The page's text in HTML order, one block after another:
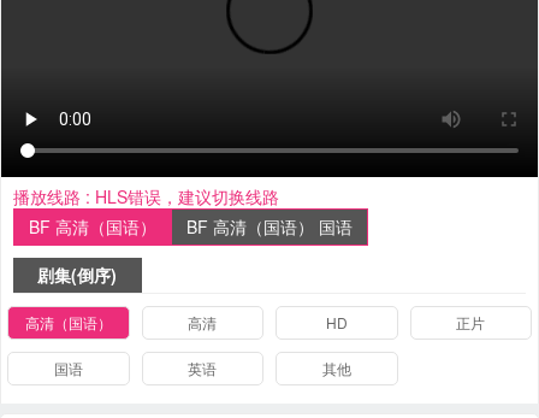
播放线路 : HLS错误，建议切换线路
BF 高清（国语）
BF 高清（国语） 国语
剧集(倒序)
高清（国语） 高清 HD 正片
国语 英语 其他